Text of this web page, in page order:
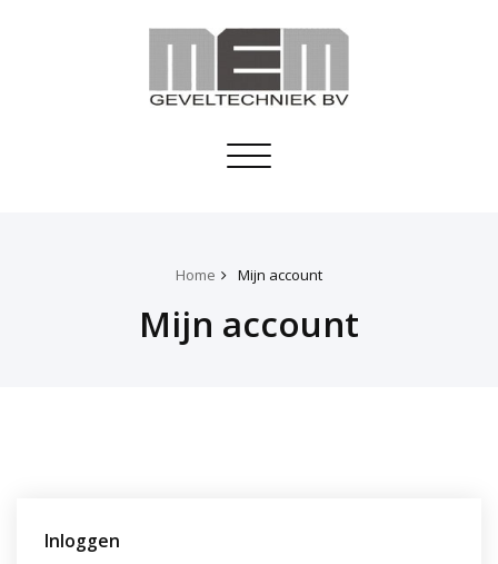
Toggle
Home Mijn account
Mijn account
Inloggen